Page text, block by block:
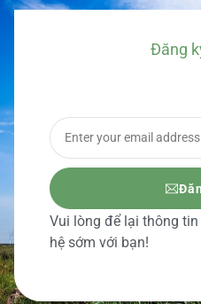
Đăng
Vui lòng để lại thông
hệ sớm với bạn!